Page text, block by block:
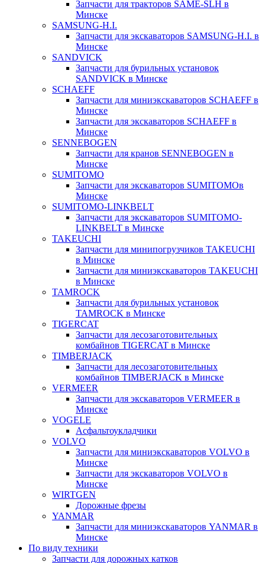
Запчасти для тракторов SAME-SLH в
Минске
SAMSUNG-H.I.
Запчасти для экскаваторов SAMSUNG-H.I. в
Минске
SANDVICK
Запчасти для бурильных установок
SANDVICK в Минске
SCHAEFF
Запчасти для миниэкскаваторов SCHAEFF в
Минске
Запчасти для экскаваторов SCHAEFF в
Минске
SENNEBOGEN
Запчасти для кранов SENNEBOGEN в
Минске
SUMITOMO
Запчасти для экскаваторов SUMITOMOв
Минске
SUMITOMO-LINKBELT
Запчасти для экскаваторов SUMITOMO-
LINKBELT в Минске
TAKEUCHI
Запчасти для минипогрузчиков TAKEUCHI
в Минске
Запчасти для миниэкскаваторов TAKEUCHI
в Минске
TAMROCK
Запчасти для бурильных установок
TAMROCK в Минске
TIGERCAT
Запчасти для лесозаготовительных
комбайнов TIGERCAT в Минске
TIMBERJACK
Запчасти для лесозаготовительных
комбайнов TIMBERJACK в Минске
VERMEER
Запчасти для экскаваторов VERMEER в
Минске
VOGELE
Асфальтоукладчики
VOLVO
Запчасти для миниэкскаваторов VOLVO в
Минске
Запчасти для экскаваторов VOLVO в
Минске
WIRTGEN
Дорожные фрезы
YANMAR
Запчасти для миниэкскаваторов YANMAR в
Минске
По виду техники
Запчасти для дорожных катков